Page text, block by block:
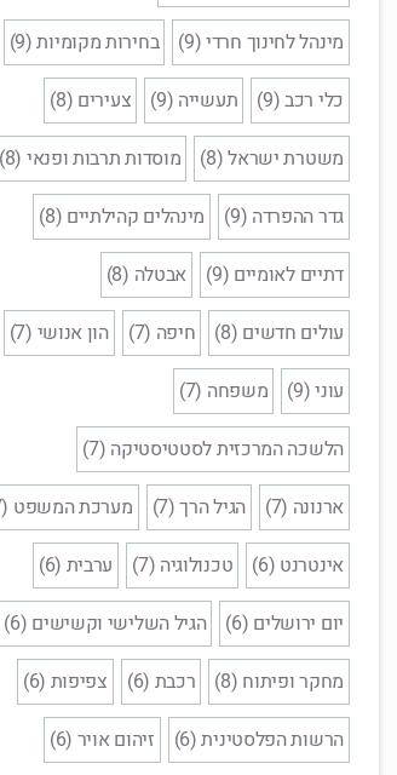
מינהל לחינוך חרדי (9)
בחירות מקומיות (9)
כלי רכב (9)
תעשייה (9)
צעירים (8)
משטרת ישראל (8)
מוסדות תרבות ופנאי (8)
גדר ההפרדה (9)
מינהלים קהילתיים (8)
דתיים לאומיים (9)
אבטלה (8)
עולים חדשים (8)
חיפה (7)
הון אנושי (7)
עוני (9)
משפחה (7)
הלשכה המרכזית לסטטיסטיקה (7)
ארנונה (7)
הגיל הרך (7)
מערכת המשפט (7)
אינטרנט (6)
טכנולוגיה (7)
ערבית (6)
יום ירושלים (6)
הגיל השלישי וקשישים (6)
מחקר ופיתוח (8)
רכבת (6)
צפיפות (6)
הרשות הפלסטינית (6)
זיהום אויר (6)